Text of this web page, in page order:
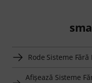
Rode Sisteme
Afişează Sisteme